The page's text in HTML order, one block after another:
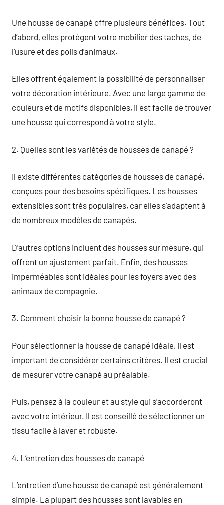
Une housse de canapé offre plusieurs bénéfices. Tout
d’abord, elles protègent votre mobilier des taches, de
l’usure et des poils d’animaux.
Elles offrent également la possibilité de personnaliser
votre décoration intérieure. Avec une large gamme de
couleurs et de motifs disponibles, il est facile de trouver
une housse qui correspond à votre style.
2. Quelles sont les variétés de housses de canapé ?
Il existe différentes catégories de housses de canapé,
conçues pour des besoins spécifiques. Les housses
extensibles sont très populaires, car elles s’adaptent à
de nombreux modèles de canapés.
D’autres options incluent des housses sur mesure, qui
offrent un ajustement parfait. Enfin, des housses
imperméables sont idéales pour les foyers avec des
animaux de compagnie.
3. Comment choisir la bonne housse de canapé ?
Pour sélectionner la housse de canapé idéale, il est
important de considérer certains critères. Il est crucial
de mesurer votre canapé au préalable.
Puis, pensez à la couleur et au style qui s’accorderont
avec votre intérieur. Il est conseillé de sélectionner un
tissu facile à laver et robuste.
4. L’entretien des housses de canapé
L’entretien d’une housse de canapé est généralement
simple. La plupart des housses sont lavables en